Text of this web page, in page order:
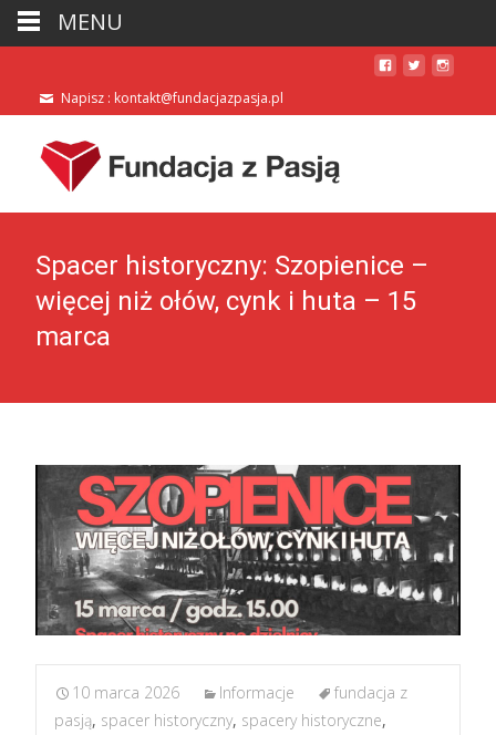
Napisz : kontakt@fundacjazpasja.pl
Spacer historyczny: Szopienice –
więcej niż ołów, cynk i huta – 15
marca
10 marca 2026 Informacje
fundacja z
pasją, spacer historyczny, spacery historyczne,
MENU